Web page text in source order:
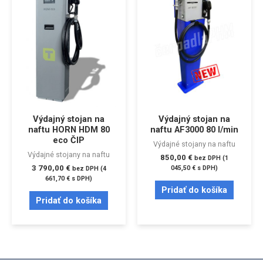
Výdajný stojan na
naftu HORN HDM 80
eco ČIP
Výdajné stojany na naftu
3 790,00 € bez DPH (4
661,70€ s DPH)
Pridať do košíka
Výdajný stojan na
naftu AF3000 80 l/min
Výdajné stojany na naftu
850,00 € bez DPH (1
045,50€ s DPH)
Pridať do košíka